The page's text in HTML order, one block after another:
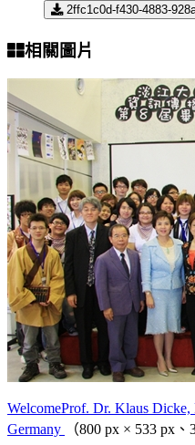
2ffc1c0d-f430-4883-
相關圖片
WelcomeProf. Dr. Klaus Dicke,
Germany
（800 px × 533 px、